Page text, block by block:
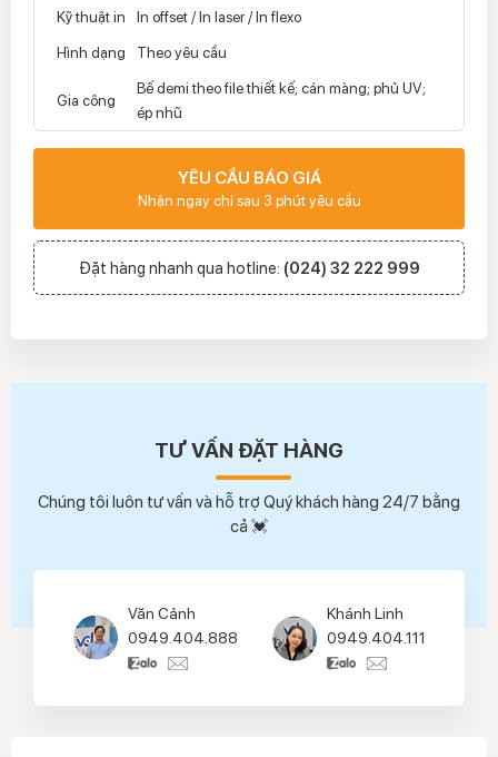
Kỹ thuật in
In offset / In laser / In flexo
Hình dạng
Theo yêu cầu
Gia công
Bế demi theo file thiết kế; cán màng; phủ UV;
ép nhũ
YÊU CẦU BÁO GIÁ
Nhận ngay chỉ sau 3 phút yêu cầu
Đặt hàng nhanh qua hotline: (024) 32 222 999
TƯ VẤN ĐẶT HÀNG
Chúng tôi luôn tư vấn và hỗ trợ Quý khách hàng 24/7 bằng
cả 💓
Văn Cảnh
0949.404.888
Khánh Linh
0949.404.111